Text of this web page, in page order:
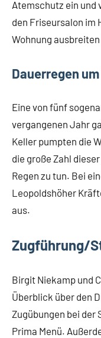
Atemschutz ein und
den Friseursalon im
Wohnung
Dauerregen
Eine von fünf
vergangenen Jahr
Keller pumpten die
die große Zahl
Regen zu tun. Bei
Leopoldshöher
aus.
Zugführung/
Birgit Niekamp und
Überblick über den
Zugübungen bei der
Prima Menü.